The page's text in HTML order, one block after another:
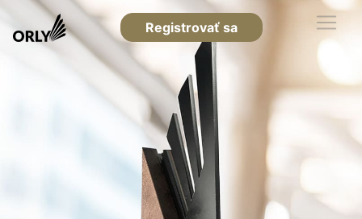
Registrovať sa